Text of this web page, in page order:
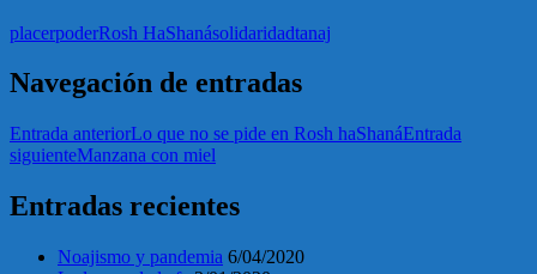
placerpoderRosh HaShanásolidaridadtanaj
Navegación de entradas
Entrada anteriorLo que no se pide en Rosh haShanáEntrada
siguienteManzana con miel
Entradas recientes
Noajismo y pandemia 6/04/2020